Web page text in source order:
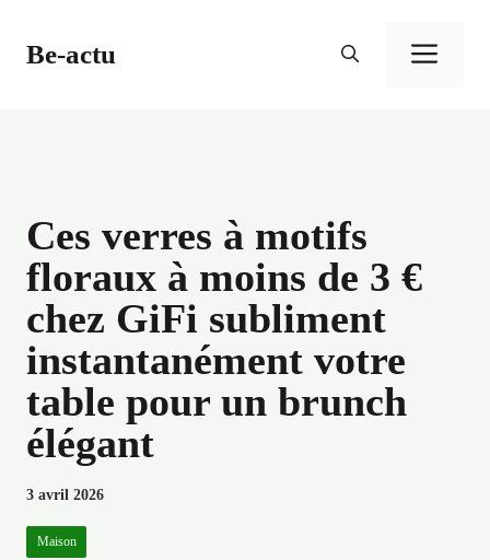
contenuBe-actu
Ces verres à motifs
floraux à moins de 3 €
chez GiFi subliment
instantanément votre
table pour un brunch
élégant
3 avril 2026
Maison